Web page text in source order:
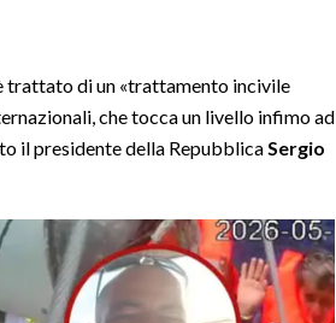
trattato di un «trattamento incivile
che tocca un livello infimo ad
il presidente della Repubblica Sergio